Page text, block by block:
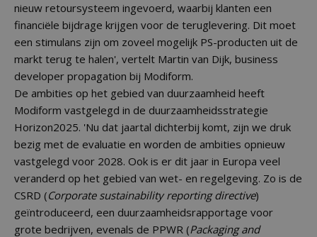
nieuw retoursysteem ingevoerd, waarbij klanten een
financiële bijdrage krijgen voor de teruglevering. Dit moet
een stimulans zijn om zoveel mogelijk PS-producten uit de
markt terug te halen', vertelt Martin van Dijk, business
developer propagation bij Modiform.
De ambities op het gebied van duurzaamheid heeft
Modiform vastgelegd in de duurzaamheidsstrategie
Horizon2025. 'Nu dat jaartal dichterbij komt, zijn we druk
bezig met de evaluatie en worden de ambities opnieuw
vastgelegd voor 2028. Ook is er dit jaar in Europa veel
veranderd op het gebied van wet- en regelgeving. Zo is de
CSRD (Corporate sustainability reporting directive)
geïntroduceerd, een duurzaamheidsrapportage voor
grote bedrijven, evenals de PPWR (Packaging and